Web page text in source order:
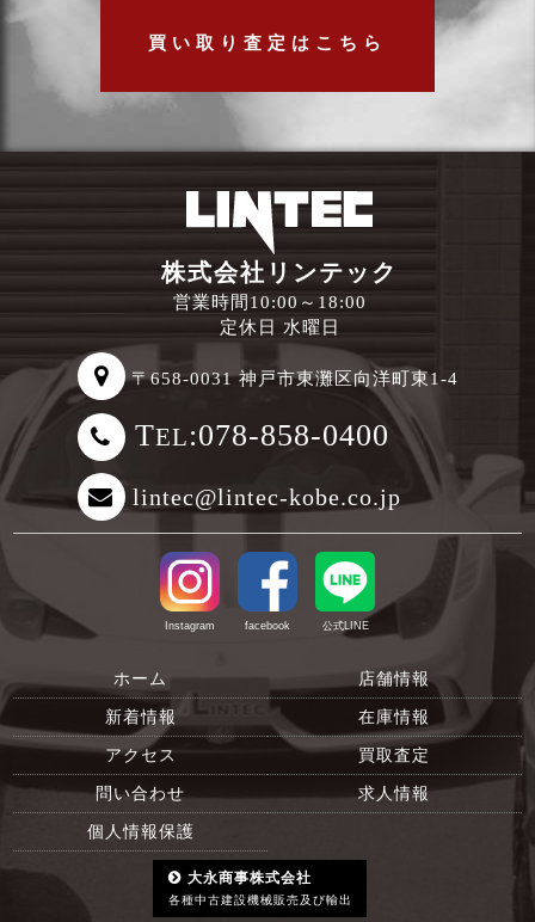
買い取り査定はこちら
株式会社リンテック
営業時間10:00～18:00
定休日 水曜日
〒658-0031 神戸市東灘区向洋町東1-4
TEL:078-858-0400
lintec@lintec-kobe.co.jp
Instagram facebook 公式LINE
ホーム 店舗情報
新着情報 在庫情報
アクセス 買取査定
問い合わせ 求人情報
個人情報保護
大永商事株式会社
各種中古建設機械販売及び輸出